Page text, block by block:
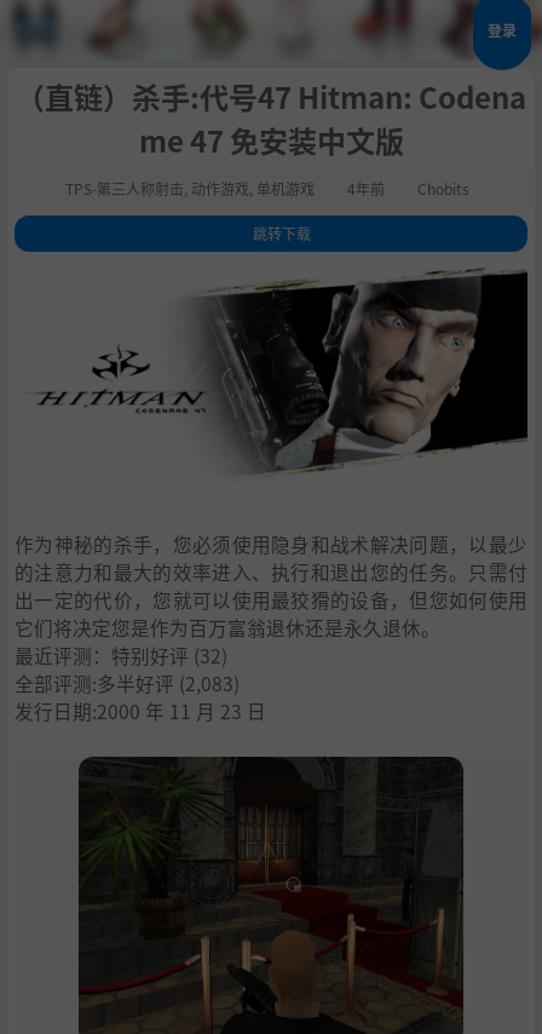
登录
（直链）杀手:代号47 Hitman: Codena
me 47 免安装中文版
TPS-第三人称射击 动作游戏 单机游戏 4年前 Chobits
跳转下载
通用教程
学习版下载
作为神秘的杀手，您必须使用隐身和战术解决问题，以最少
的注意力和最大的效率进入、执行和退出您的任务。只需付
出一定的代价，您就可以使用最狡猾的设备，但您如何使用
它们将决定您是作为百万富翁退休还是永久退休。
最近评测： 特别好评 (32)
全部评测:多半好评 (2,083)
发行日期:2000 年 11 月 23 日